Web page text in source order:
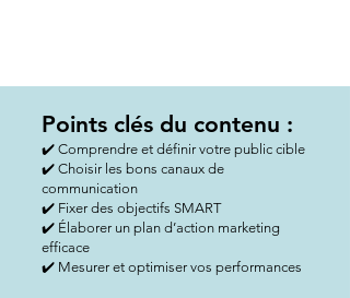
Points clés du contenu :
✔️ Comprendre et définir votre public cible
✔️ Choisir les bons canaux de
communication
✔️ Fixer des objectifs SMART
✔️ Élaborer un plan d’action marketing
efficace
✔️ Mesurer et optimiser vos performances